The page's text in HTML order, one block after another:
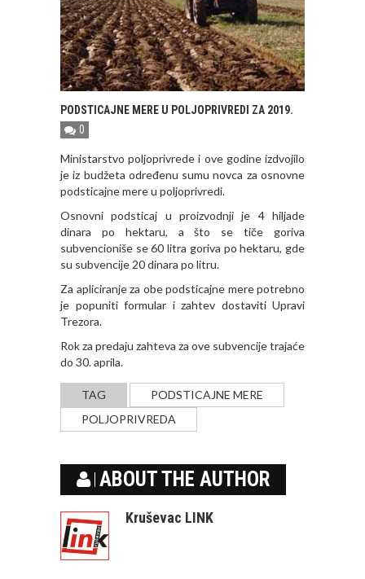
PODSTICAJNE MERE U POLJOPRIVREDI ZA 2019.
0
Ministarstvo poljoprivrede i ove godine izdvojilo
je iz budžeta određenu sumu novca za osnovne
podsticajne mere u poljoprivredi.
Osnovni podsticaj u proizvodnji je 4 hiljade
dinara po hektaru, a što se tiče goriva
subvencioniše se 60 litra goriva po hektaru, gde
su subvencije 20 dinara po litru.
Za apliciranje za obe podsticajne mere potrebno
je popuniti formular i zahtev dostaviti Upravi
Trezora.
Rok za predaju zahteva za ove subvencije trajaće
do 30. aprila.
TAG
PODSTICAJNE MERE
POLJOPRIVREDA
ABOUT THE AUTHOR
Kruševac LINK